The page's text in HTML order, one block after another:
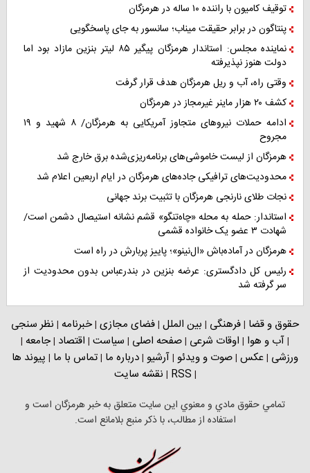
توقیف کامیون با راننده ۱۰ ساله در هرمزگان
پنتاگون در برابر حقیقت میناب؛ سانسور به جای پاسخگویی
نماینده مجلس: استاندار هرمزگان پیگیر ۸۵ لیتر بنزین مازاد بود اما
دولت هنوز نپذیرفته
وقتی راه، آب و ریل هرمزگان هدف قرار گرفت
کشف ۲۰ هزار ماینر غیرمجاز در هرمزگان
ادامه حملات نیروهای متجاوز آمریکایی به هرمزگان/ ۸ شهید و ۱۹
مجروح
هرمزگان از لیست خاموشی‌های برنامه‌ریزی‌شده برق خارج شد
محدودیت‌های ترافیکی جاده‌های هرمزگان در ایام اربعین اعلام شد
نجات طلای نارنجی هرمزگان با تثبیت برند جهانی
استاندار: حمله به محله «چاه‌تنگو» قشم نشانه استیصال دشمن است/
شهادت ۳ عضو یک خانواده قشمی
هرمزگان در آماده‌باش «ال‌نینو»؛ پاییز پربارش در راه است
رئیس کل دادگستری: عرضه بنزین در بندرعباس بدون محدودیت از
سر گرفته شد
حقوق و قضا |فرهنگی | بین الملل |فضای مجازی |خبرنامه | نظر سنجی
|آب و هوا | اوقات شرعی |صفحه اصلی | سیاست | اقتصاد |جامعه |
ورزشی |عکس |صوت و ویدئو |آرشیو |درباره ما |تماس با ما | پیوند ها
|
RSS
| نقشه سایت
تمامي حقوق مادي و معنوي اين سايت متعلق به خبر هرمزگان است و
استفاده از مطالب، با ذکر منبع بلامانع است.